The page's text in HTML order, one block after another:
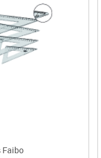
Faibo